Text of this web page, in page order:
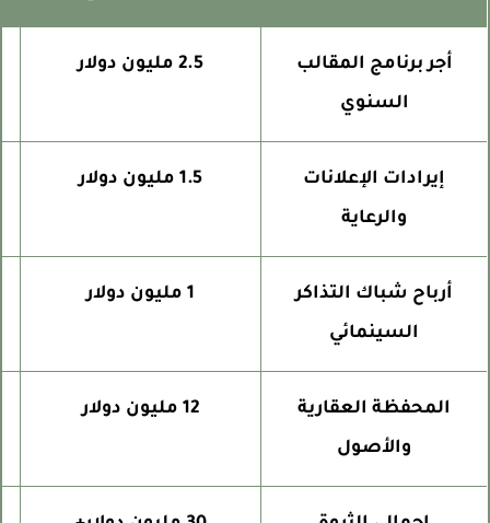
أجر برنامج المقالب
السنوي
2.5 مليون دولار
إيرادات الإعلانات
والرعاية
1.5 مليون دولار
أرباح شباك التذاكر
السينمائي
المحفظة العقارية
والأصول